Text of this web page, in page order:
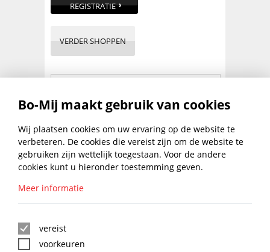
REGISTRATIE
VERDER SHOPPEN
Wegwerp overall Non-Woven / polypropyleen
50 gram wit.
...
lees meer
BO-MIJ NIEUWSBRIEF
Bo-Mij maakt gebruik van cookies
Wij plaatsen cookies om uw ervaring op de website te
verbeteren. De cookies die vereist zijn om de website te
gebruiken zijn wettelijk toegestaan. Voor de andere
cookies kunt u hieronder toestemming geven.
Meer informatie
vereist
voorkeuren